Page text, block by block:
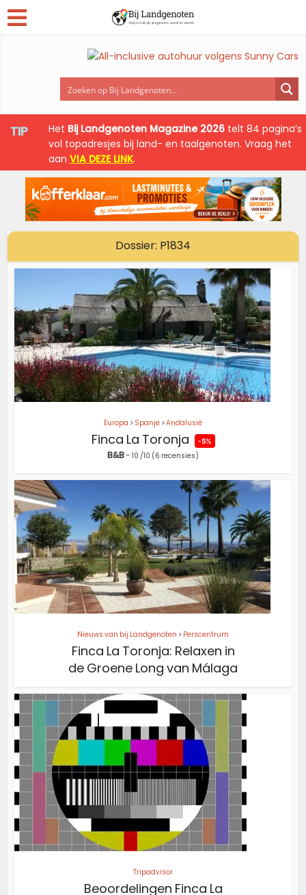
TIP Het Bij Landgenoten Magazine 2026 telt 84 pagina’s
vol topadresjes bij land- en taalgenoten. Vraag het
aan VIA DEZE LINK.
Dossier: P1834
Europa > Spanje >Andalusië
Finca La Toronja -5%
B&B- 10 /10 (6 recensies)
Nieuws van bij Landgenoten > Perscentrum
Finca La Toronja: Relaxen in
de Groene Long van Málaga
Tripadvisor
Beoordelingen Finca La